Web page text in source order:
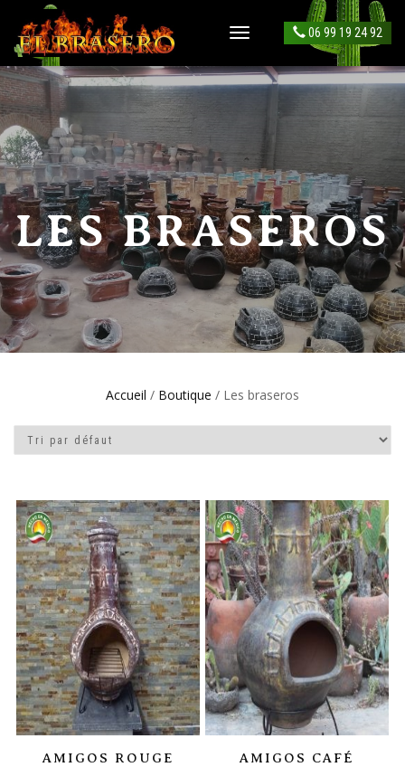
DÉPLIER
NAVIGATION
06 99 19 24 92
LES BRASEROS
Accueil / Boutique / Les braseros
AMIGOS ROUGE
AMIGOS CAFÉ